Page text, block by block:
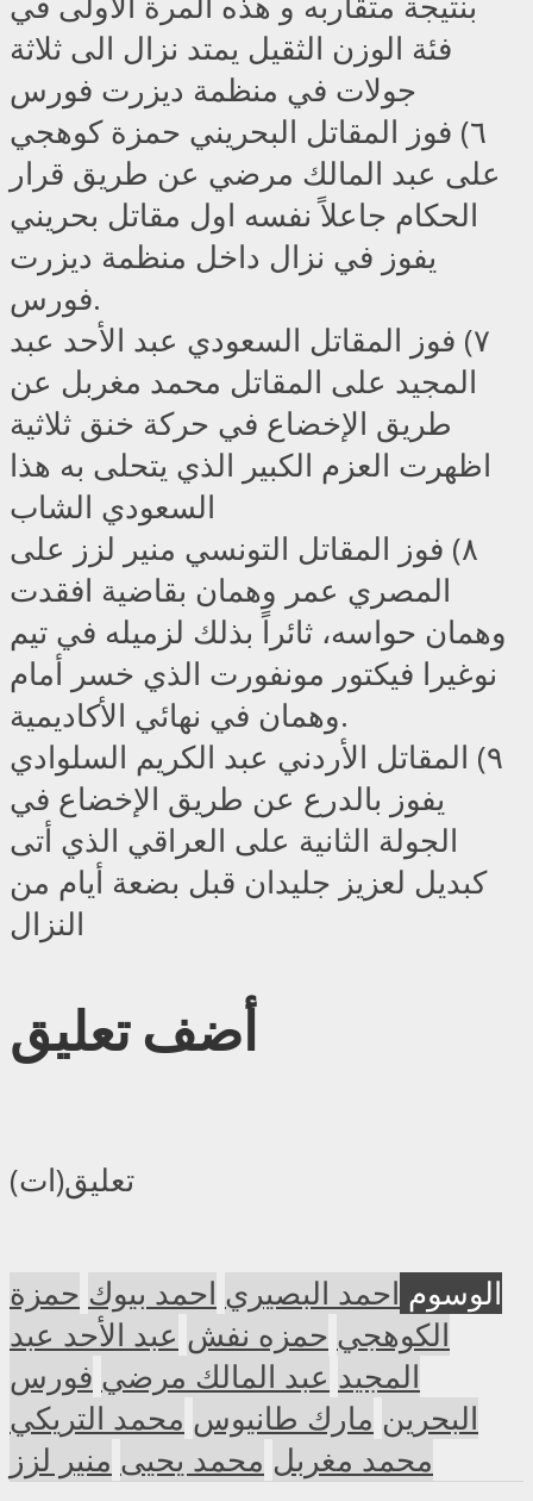
فئة الوزن الثقيل يمتد نزال الى ثلاثة
جولات في منظمة ديزرت فورس
٦) فوز المقاتل البحريني حمزة كوهجي
على عبد المالك مرضي عن طريق قرار
الحكام جاعلاً نفسه اول مقاتل بحريني
يفوز في نزال داخل منظمة ديزرت
فورس.
٧) فوز المقاتل السعودي عبد الأحد عبد
المجيد على المقاتل محمد مغربل عن
طريق الإخضاع في حركة خنق ثلاثية
اظهرت العزم الكبير الذي يتحلى به هذا
السعودي الشاب
٨) فوز المقاتل التونسي منير لزز على
المصري عمر وهمان بقاضية افقدت
وهمان حواسه، ثائراً بذلك لزميله في تيم
نوغيرا فيكتور مونفورت الذي خسر أمام
وهمان في نهائي الأكاديمية.
٩) المقاتل الأردني عبد الكريم السلوادي
يفوز بالدرع عن طريق الإخضاع في
الجولة الثانية على العراقي الذي أتى
كبديل لعزيز جليدان قبل بضعة أيام من
النزال
أضف تعليق
تعليق(ات)
الوسوم احمد البصيري احمد بيوك حمزة
الكوهجي حمزه نفش عبد الأحد عبد
المجيد عبد المالك مرضي فورس
البحرين مارك طانيوس محمد التريكي
محمد مغربل محمد يحيى منير لزز